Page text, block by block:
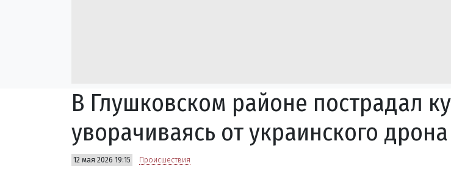
В Глушковском районе пострадал
уворачиваясь от украинского дрона
12 мая 2026 19:15 Происшествия